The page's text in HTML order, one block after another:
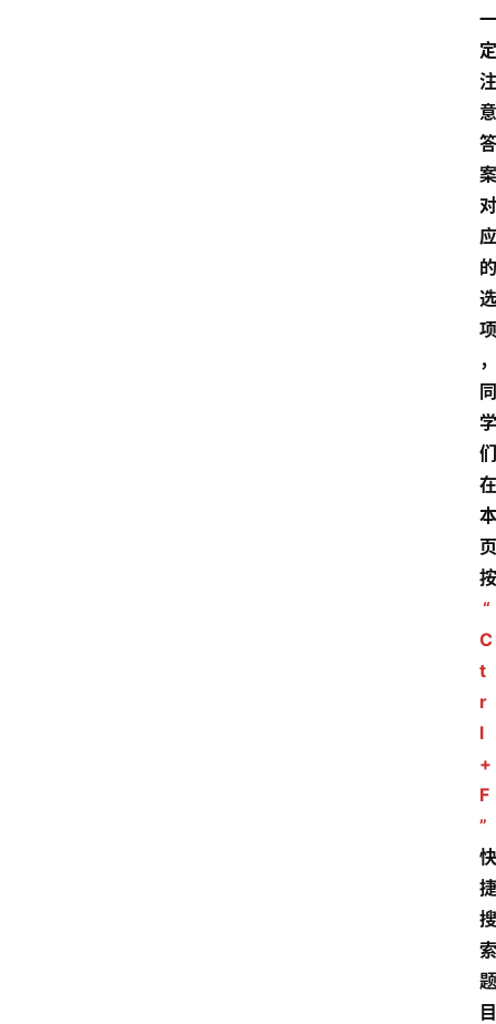
一
定
注
意
答
案
对
应
的
选
项
，
同
学
们
在
本
页
按
“
C
t
r
l
+
F
”
快
捷
搜
索
题
目